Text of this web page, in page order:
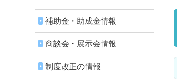
補助金・助成金情報
商談会・展示会情報
制度改正の情報